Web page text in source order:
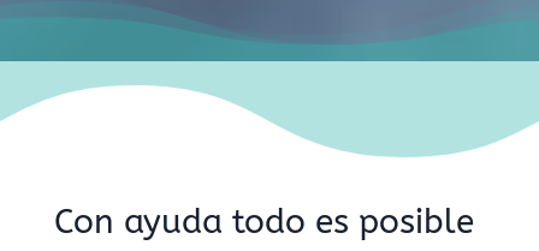
Con ayuda todo es posible